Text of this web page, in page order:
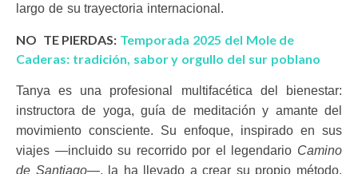
largo de su trayectoria internacional.
NO TE PIERDAS: Temporada 2025 del Mole de
Caderas: tradición, sabor y orgullo del sur poblano
Tanya es una profesional multifacética del bienestar:
instructora de yoga, guía de meditación y amante del
movimiento consciente. Su enfoque, inspirado en sus
viajes —incluido su recorrido por el legendario Camino
de Santiago—, la ha llevado a crear su propio método,